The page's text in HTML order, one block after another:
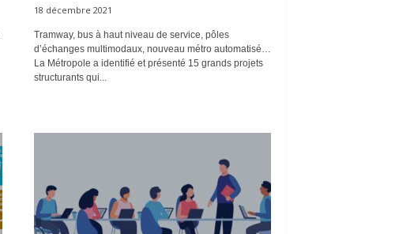
18 décembre 2021
Tramway, bus à haut niveau de service, pôles
d’échanges multimodaux, nouveau métro automatisé…
La Métropole a identifié et présenté 15 grands projets
structurants qui...